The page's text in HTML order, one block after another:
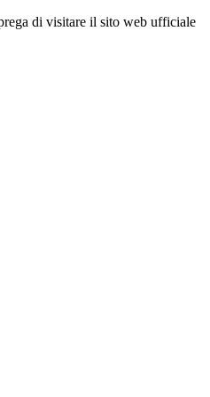
di visitare il sito web ufficiale